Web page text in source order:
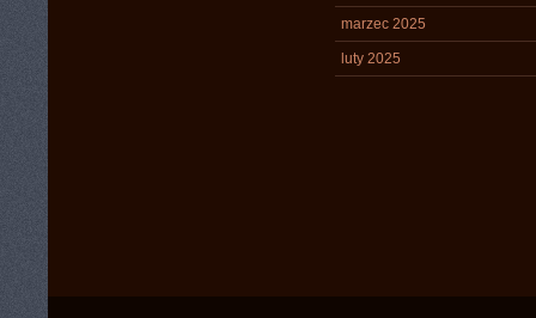
marzec 2025
luty 2025